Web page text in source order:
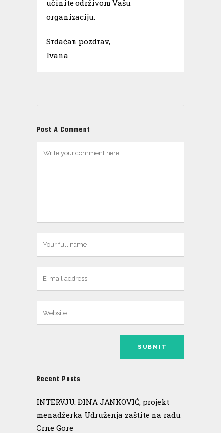
učinite održivom Vašu
organizaciju.
Srdačan pozdrav,
Ivana
Post A Comment
Recent Posts
INTERVJU: ĐINA JANKOVIĆ, projekt
menadžerka Udruženja zaštite na radu
Crne Gore